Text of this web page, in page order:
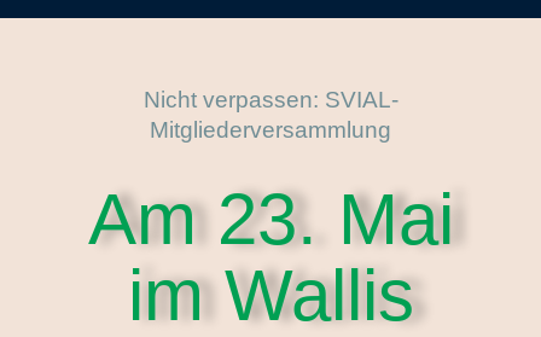
Nicht verpassen: SVIAL-
Mitgliederversammlung
Am 23. Mai
im Wallis